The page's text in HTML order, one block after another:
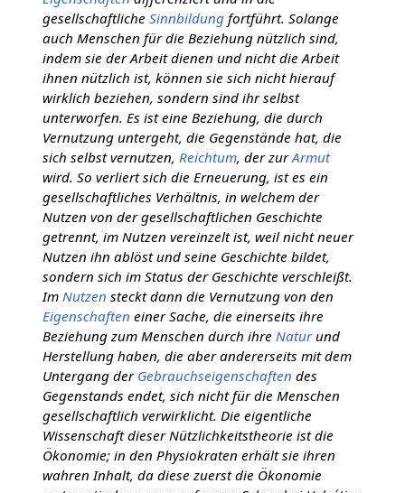
gesellschaftliche Sinnbildungfortführt. Solange
auch Menschen für die Beziehung nützlich sind,
indem sie der Arbeit dienen und nicht die Arbeit
ihnen nützlich ist, können sie sich nicht hierauf
wirklich beziehen, sondern sind ihr selbst
unterworfen. Es ist eine Beziehung, die durch
Vernutzung untergeht, die Gegenstände hat, die
sich selbst vernutzen, Reichtum, der zurArmut
wird. So verliert sich die Erneuerung, ist es ein
gesellschaftliches Verhältnis, in welchem der
Nutzen von der gesellschaftlichen Geschichte
getrennt, im Nutzen vereinzelt ist, weil nicht neuer
Nutzen ihn ablöst und seine Geschichte bildet,
sondern sich im Status der Geschichte verschleißt.
Im Nutzen steckt dann die Vernutzung von den
Eigenschaften einer Sache, die einerseits ihre
Beziehung zum Menschen durch ihre Naturund
Herstellung haben, die aber andererseits mit dem
Untergang der Gebrauchseigenschaften des
Gegenstands endet, sich nicht für die Menschen
gesellschaftlich verwirklicht. Die eigentliche
Wissenschaft dieser Nützlichkeitstheorie ist die
Ökonomie; in den Physiokraten erhält sie ihren
wahren Inhalt, da diese zuerst die Ökonomie